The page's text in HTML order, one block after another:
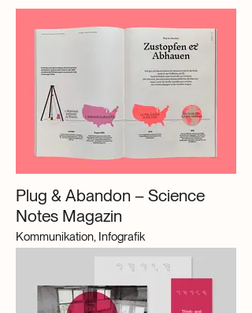
Plug & Abandon – Science
Notes Magazin
Kommunikation, Infografik